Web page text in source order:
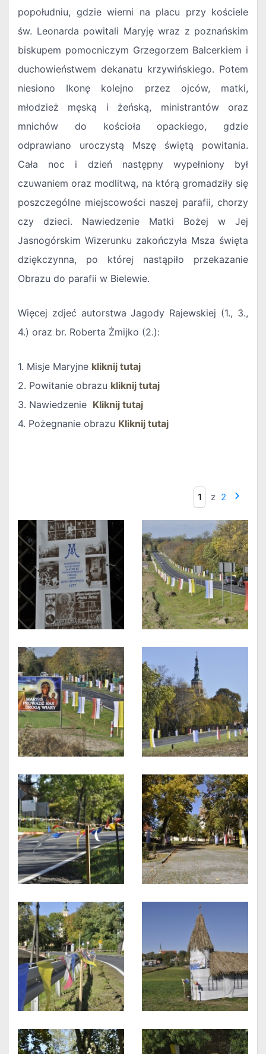
popołudniu, gdzie wierni na placu przy kościele
św. Leonarda powitali Maryję wraz z poznańskim
biskupem pomocniczym Grzegorzem Balcerkiem i
duchowieństwem dekanatu krzywińskiego. Potem
niesiono Ikonę kolejno przez ojców, matki,
młodzież męską i żeńską, ministrantów oraz
mnichów do kościoła opackiego, gdzie
odprawiano uroczystą Mszę świętą powitania.
Cała noc i dzień następny wypełniony był
czuwaniem oraz modlitwą, na którą gromadziły się
poszczególne miejscowości naszej parafii, chorzy
czy dzieci. Nawiedzenie Matki Bożej w Jej
Jasnogórskim Wizerunku zakończyła Msza święta
dziękczynna, po której nastąpiło przekazanie
Obrazu do parafii w Bielewie.
Więcej zdjeć autorstwa Jagody Rajewskiej (1., 3.,
4.) oraz br. Roberta Żmijko (2.):
1. Misje Maryjne kliknij tutaj
2. Powitanie obrazu kliknij tutaj
3. Nawiedzenie Kliknij tutaj
4. Pożegnanie obrazu Kliknij tutaj
z 2